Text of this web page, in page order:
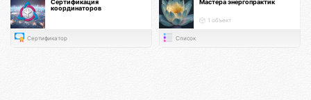
координаторов
Сертификатор
1 объект
Список